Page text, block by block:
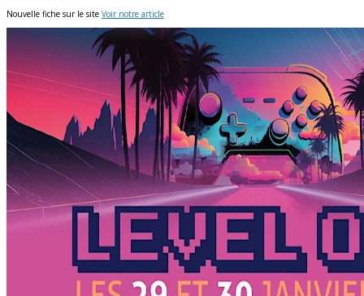
Nouvelle fiche sur le site Voir notre article